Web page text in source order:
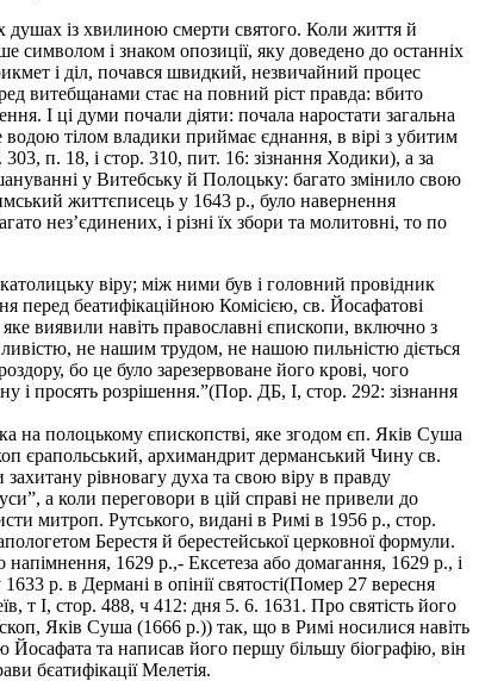
душах із хвилиною смерти святого. Коли життя й
символом і знаком опозиції, яку доведено до останніх
і діл, почався швидкий, незвичайний процес
витебщанами стає на повний ріст правда: вбито
І ці думи почали діяти: почала наростати загальна
тілом владики приймає єднання, в вірі з убитим
п. 18, і стор. 310, пит. 16: зізнання Ходики), а за
у Витебську й Полоцьку: багато змінило свою
життєписець у 1643 р., було навернення
нез’єдинених, і різні їх збори та молитовні, то по
віру; між ними був і головний провідник
перед беатифікаційною Комісією, св. Йосафатові
виявили навіть православні єпископи, включно з
не нашим трудом, не нашою пильністю діється
бо це було зарезервоване його крові, чого
просять розрішення.”(Пор. ДБ, І, стор. 292: зізнання
на полоцькому єпископстві, яке згодом єп. Яків Суша
єрапольський, архимандрит дерманський Чину св.
рівновагу духа та свою віру в правду
а коли переговори в цій справі не привели до
митроп. Рутського, видані в Римі в 1956 р., стор.
Берестя й берестейської церковної формули.
1629 р.,- Ексетеза або домагання, 1629 р., і
р. в Дермані в опінії святості(Помер 27 вересня
т І, стор. 488, ч 412: дня 5. 6. 1631. Про святість його
Яків Суша (1666 р.)) так, що в Римі носилися навіть
та написав його першу більшу біографію, він
бєатифікації Мелетія.